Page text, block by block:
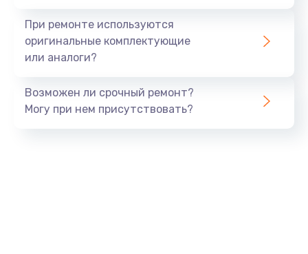
При ремонте используются
оригинальные комплектующие
или аналоги?
Возможен ли срочный ремонт?
Могу при нем присутствовать?